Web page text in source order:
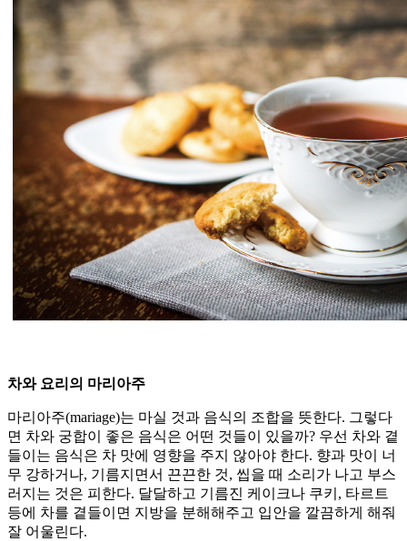
차와 요리의 마리아주
마리아주(mariage)는 마실 것과 음식의 조합을 뜻한다. 그렇다
면 차와 궁합이 좋은 음식은 어떤 것들이 있을까? 우선 차와 곁
들이는 음식은 차 맛에 영향을 주지 않아야 한다. 향과 맛이 너
무 강하거나, 기름지면서 끈끈한 것, 씹을 때 소리가 나고 부스
러지는 것은 피한다. 달달하고 기름진 케이크나 쿠키, 타르트
등에 차를 곁들이면 지방을 분해해주고 입안을 깔끔하게 해줘
잘 어울린다.